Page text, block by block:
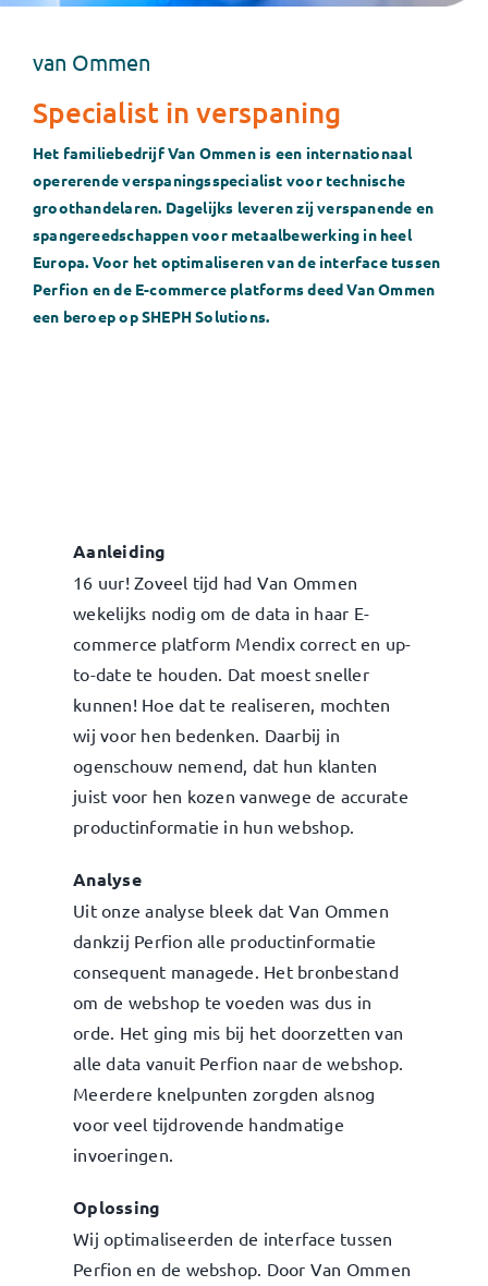
Contact
Zoeken
naar:
van Ommen
Specialist in verspaning
Het familiebedrijf Van Ommen is een internationaal
opererende verspaningsspecialist voor technische
groothandelaren. Dagelijks leveren zij verspanende en
spangereedschappen voor metaalbewerking in heel
Europa. Voor het optimaliseren van de interface tussen
Perfion en de E-commerce platforms deed Van Ommen
een beroep op SHEPH Solutions.
Aanleiding
16 uur! Zoveel tijd had Van Ommen
wekelijks nodig om de data in haar E-
commerce platform Mendix correct en up-
to-date te houden. Dat moest sneller
kunnen! Hoe dat te realiseren, mochten
wij voor hen bedenken. Daarbij in
ogenschouw nemend, dat hun klanten
juist voor hen kozen vanwege de accurate
productinformatie in hun webshop.
Analyse
Uit onze analyse bleek dat Van Ommen
dankzij Perfion alle productinformatie
consequent managede. Het bronbestand
om de webshop te voeden was dus in
orde. Het ging mis bij het doorzetten van
alle data vanuit Perfion naar de webshop.
Meerdere knelpunten zorgden alsnog
voor veel tijdrovende handmatige
invoeringen.
Oplossing
Wij optimaliseerden de interface tussen
Perfion en de webshop. Door Van Ommen